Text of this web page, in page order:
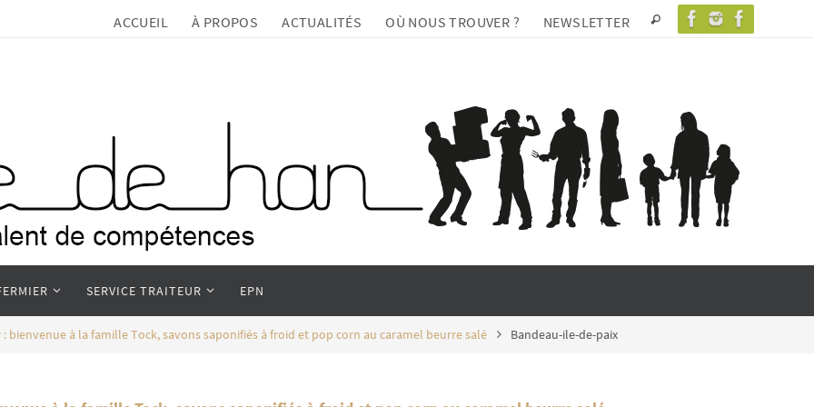
ACCUEIL À PROPOS ACTUALITÉS OÙ NOUS TROUVER ? NEWSLETTER
SERVICE TRAITEUR EPN
bienvenue à la famille Tock, savons saponifiés à froid et pop corn au caramel beurre salé Bandeau-ile-de-paix